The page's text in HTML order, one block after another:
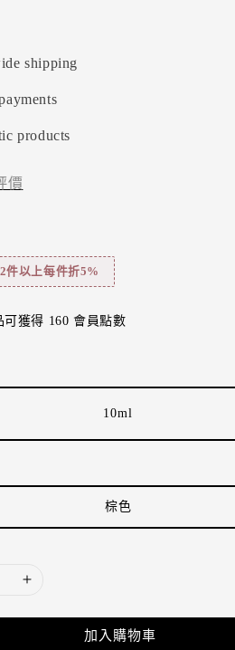
shipping
products
價
件以上每件折5%
可獲得 160 會員點數
10ml
棕色
加入購物車